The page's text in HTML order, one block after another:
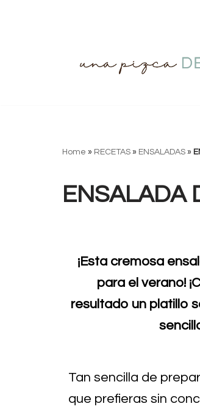
Home » RECETAS » ENSALADAS »
ENSALADA
¡Esta cremosa
para el verano!
resultado un platillo
Tan sencilla de
que prefieras sin